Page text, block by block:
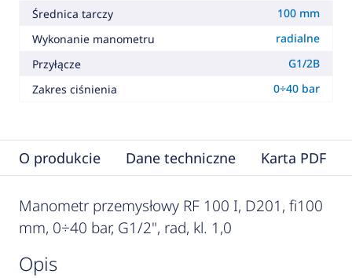
Średnica tarczy
100 mm
Wykonanie manometru
radialne
Przyłącze
G1/2B
Zakres ciśnienia
0÷40 bar
O produkcie Dane techniczne Karta PDF
Manometr przemysłowy RF 100 I, D201, fi100
mm, 0÷40 bar, G1/2", rad, kl. 1,0
opis